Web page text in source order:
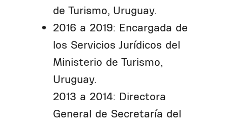
de Turismo, Uruguay.
2016 a 2019: Encargada de
los Servicios Jurídicos del
Ministerio de Turismo,
Uruguay.
2013 a 2014: Directora
General de Secretaría del